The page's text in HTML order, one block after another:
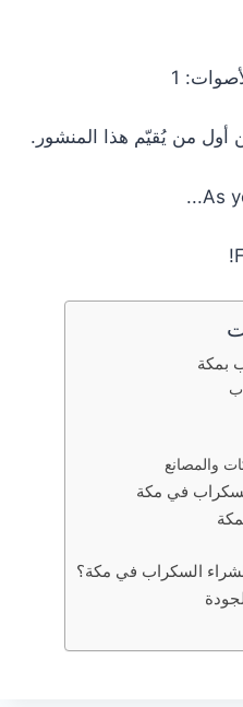
1
أول من يُقيّم هذا المنشور.
As
بمكة
في مكة
السكراب في مكة؟